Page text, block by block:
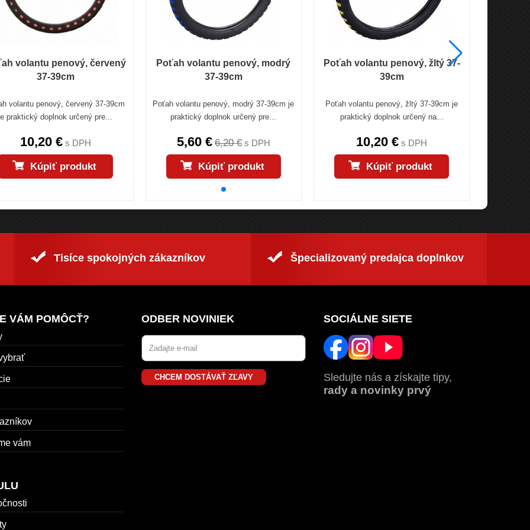
volantu penový, červený
37-39cm
volantu penový, červený 37-39cm
praktický doplnok určený pre...
10,20 €s DPH
Kúpiť produkt
Poťah volantu penový, modrý
37-39cm
Poťah volantu penový, modrý 37-39cm je
praktický doplnok určený pre...
5,60 € 6,20 €s DPH
Kúpiť produkt
Poťah volantu penový, žltý 37-
39cm
Poťah volantu penový, žltý 37-39cm je
praktický doplnok určený na...
10,20 € s DPH
Kúpiť produkt
Tisíce spokojných zákazníkov Špecializovaný predajca doplnkov
VÁM POMÔCŤ?
vám
ODBER NOVINIEK
CHCEM DOSTÁVAŤ ZĽAVY
SOCIÁLNE SIETE
Sledujte nás a získajte tipy,
rady a novinky prvý